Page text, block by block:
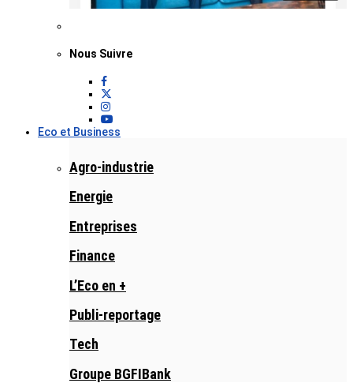
Nous Suivre
Eco et Business
Agro-industrie
Energie
Entreprises
Finance
L’Eco en +
Publi-reportage
Tech
Groupe BGFIBank